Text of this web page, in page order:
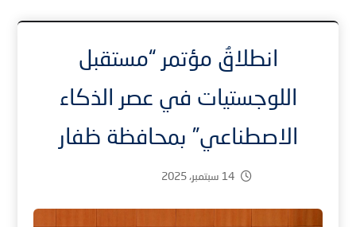
انطلاقُ مؤتمر “مستقبل
اللوجستيات في عصر الذكاء
الاصطناعي” بمحافظة ظفار
14 سبتمبر، 2025